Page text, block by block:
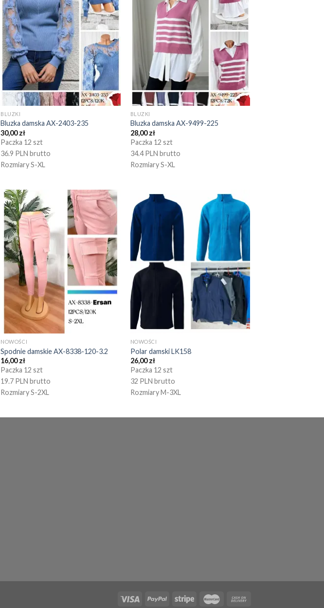
BLUZKI
Bluzka damska AX-2403-235
30,00zł
Paczka 12 szt
36.9 PLN brutto
Rozmiary S-XL
BLUZKI
Bluzka damska AX-9499-225
28,00zł
Paczka 12 szt
34.4 PLN brutto
Rozmiary S-XL
NOWOŚCI
Spodnie damskie AX-8338-120-3.2
16,00zł
Paczka 12 szt
19.7 PLN brutto
Rozmiary S-2XL
NOWOŚCI
Polar damski LK158
26,00zł
Paczka 12 szt
32 PLN brutto
Rozmiary M-3XL